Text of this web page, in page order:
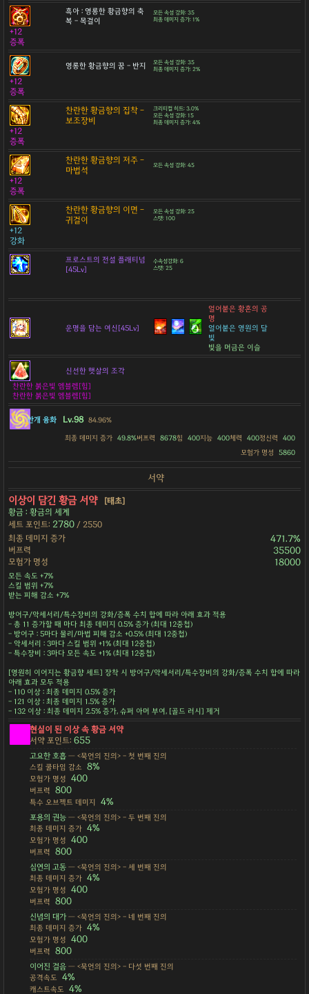
흑아 : 영롱한 황금향의 축
복 - 목걸이
모든 속성 강화: 35
최종 데미지 증가: 1%
+12
증폭
영롱한 황금향의 꿈 - 반지
모든 속성 강화: 35
최종 데미지 증가: 2%
+12
증폭
찬란한 황금향의 집착 -
보조장비
크리티컬 히트: 3.0%
모든 속성 강화: 15
최종 데미지 증가: 4%
+12
증폭
찬란한 황금향의 저주 -
마법석
모든 속성 강화: 45
+12
증폭
찬란한 황금향의 이면 -
귀걸이
모든 속성 강화: 25
스탯: 100
+12
강화
프로스트의 전설 플래티넘
[45Lv]
수속성강화: 6
스탯: 25
운명을 담는 여신[45Lv]
얼어붙은 황혼의 공
명
얼어붙은 영원의 달
빛
빛을 머금은 이슬
신선한 햇살의 조각
찬란한 붉은빛 엠블렘[힘]
찬란한 붉은빛 엠블렘[힘]
안개 융화 Lv.98 84.96%
최종 데미지 증가 49.8%버프력 8678힘 400지능 400체력 400정신력
400
모험가 명성
5860
서약
이상이 담긴 황금 서약
[태초]
황금 : 황금의 세계
세트 포인트: 2780 / 2550
최종 데미지 증가
471.7%
버프력 35500
모험가 명성 18000
모든 속도 +7%
스킬 범위 +7%
받는 피해 감소 +7%
방어구/악세서리/특수장비의 강화/증폭 수치 합에 따라 아래 효과 적용
- 총 11 증가할 때 마다 최종 데미지 0.5% 증가 (최대 12중첩)
- 방어구 : 5마다 물리/마법 피해 감소 +0.5% (최대 12중첩)
- 악세서리 : 3마다 스킬 범위 +1% (최대 12중첩)
- 특수장비 : 3마다 모든 속도 +1% (최대 12중첩)
[영원히 이어지는 황금향 세트] 장착 시 방어구/악세서리/특수장비의 강화/증폭 수치 합에 따라
아래 효과 모두 적용
- 110 이상 : 최종 데미지 0.5% 증가
- 121 이상 : 최종 데미지 1.5% 증가
- 132 이상 : 최종 데미지 2.5% 증가, 슈퍼 아머 부여, [골드 러시] 제거
현실이 된 이상 속 황금 서약
서약 포인트:655
고요한 호흡— <묵언의 진의> - 첫 번째 진의
스킬 쿨타임 감소
8%
모험가 명성 400
버프력 800
특수 오브젝트 데미지 4%
포용의 권능— <묵언의 진의> - 두 번째 진의
최종 데미지 증가 4%
모험가 명성 400
버프력 800
심연의 고동— <묵언의 진의> - 세 번째 진의
최종 데미지 증가 4%
모험가 명성 400
버프력 800
신념의 대가— <묵언의 진의> - 네 번째 진의
최종 데미지 증가 4%
모험가 명성 400
버프력 800
이어진 걸음— <묵언의 진의> - 다섯 번째 진의
공격속도
4%
캐스트속도 4%